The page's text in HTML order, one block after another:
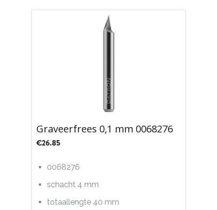
Graveerfrees 0,1 mm 0068276
€26.85
0068276
schacht 4 mm
totaallengte 40 mm